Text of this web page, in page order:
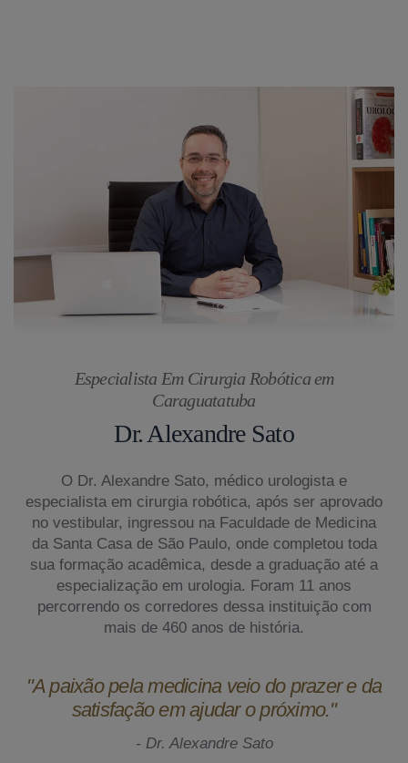
Especialista Em Cirurgia Robótica em
Caraguatatuba
Dr. Alexandre Sato
O Dr. Alexandre Sato, médico urologista e
especialista em cirurgia robótica, após ser aprovado
no vestibular, ingressou na Faculdade de Medicina
da Santa Casa de São Paulo, onde completou toda
sua formação acadêmica, desde a graduação até a
especialização em urologia. Foram 11 anos
percorrendo os corredores dessa instituição com
mais de 460 anos de história.
"A paixão pela medicina veio do prazer e da
satisfação em ajudar o próximo."
- Dr. Alexandre Sato